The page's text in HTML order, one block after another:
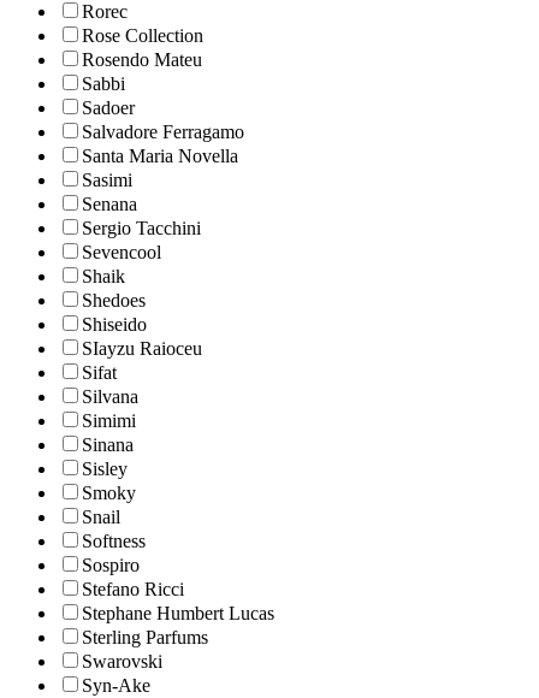
Rorec
Rose Collection
Rosendo Mateu
Sabbi
Sadoer
Salvadore Ferragamo
Santa Maria Novella
Sasimi
Senana
Sergio Tacchini
Sevencool
Shaik
Shedoes
Shiseido
SIayzu Raioceu
Sifat
Silvana
Simimi
Sinana
Sisley
Smoky
Snail
Softness
Sospiro
Stefano Ricci
Stephane Humbert Lucas
Sterling Parfums
Swarovski
Syn-Ake